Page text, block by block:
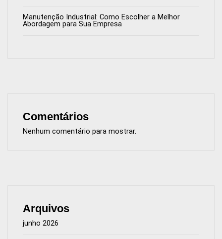
Manutenção Industrial: Como Escolher a Melhor
Abordagem para Sua Empresa
Comentários
Nenhum comentário para mostrar.
Arquivos
junho 2026